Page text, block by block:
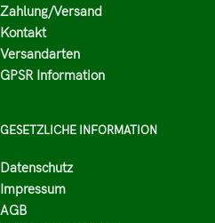
Zahlung/Versand
Kontakt
Versandarten
GPSR Information
GESETZLICHE INFORMATION
Datenschutz
Impressum
AGB